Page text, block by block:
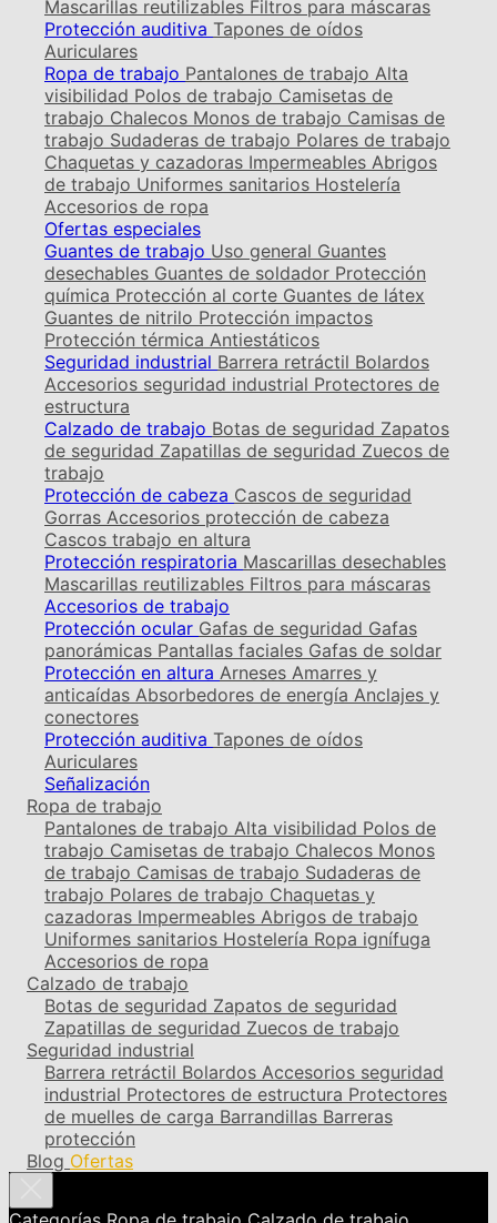
Mascarillas reutilizables Filtros para máscaras
Protección auditiva Tapones de oídos
Auriculares
Ropa de trabajo Pantalones de trabajo Alta
visibilidad Polos de trabajo Camisetas de
trabajo Chalecos Monos de trabajo Camisas de
trabajo Sudaderas de trabajo Polares de trabajo
Chaquetas y cazadoras Impermeables Abrigos
de trabajo Uniformes sanitarios Hostelería
Accesorios de ropa
Ofertas especiales
Guantes de trabajo Uso general Guantes
desechables Guantes de soldador Protección
química Protección al corte Guantes de látex
Guantes de nitrilo Protección impactos
Protección térmica Antiestáticos
Seguridad industrial Barrera retráctil Bolardos
Accesorios seguridad industrial Protectores de
estructura
Calzado de trabajo Botas de seguridad Zapatos
de seguridad Zapatillas de seguridad Zuecos de
trabajo
Protección de cabeza Cascos de seguridad
Gorras Accesorios protección de cabeza
Cascos trabajo en altura
Protección respiratoria Mascarillas desechables
Mascarillas reutilizables Filtros para máscaras
Accesorios de trabajo
Protección ocular Gafas de seguridad Gafas
panorámicas Pantallas faciales Gafas de soldar
Protección en altura Arneses Amarres y
anticaídas Absorbedores de energía Anclajes y
conectores
Protección auditiva Tapones de oídos
Auriculares
Señalización
Ropa de trabajo
Pantalones de trabajo Alta visibilidad Polos de
trabajo Camisetas de trabajo Chalecos Monos
de trabajo Camisas de trabajo Sudaderas de
trabajo Polares de trabajo Chaquetas y
cazadoras Impermeables Abrigos de trabajo
Uniformes sanitarios Hostelería Ropa ignífuga
Accesorios de ropa
Calzado de trabajo
Botas de seguridad Zapatos de seguridad
Zapatillas de seguridad Zuecos de trabajo
Seguridad industrial
Barrera retráctil Bolardos Accesorios seguridad
industrial Protectores de estructura Protectores
de muelles de carga Barrandillas Barreras
protección
Blog Ofertas